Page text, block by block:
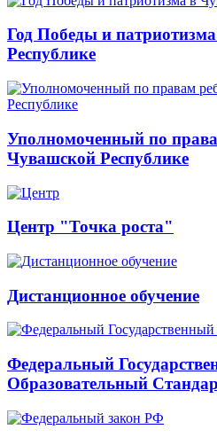
Год Победы и
Республике
Уполномоченный по
Чувашской Республике
Центр "Точка роста"
Дистанционное обучение
Федеральный
Образовательный